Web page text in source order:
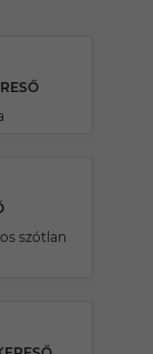
szótlan